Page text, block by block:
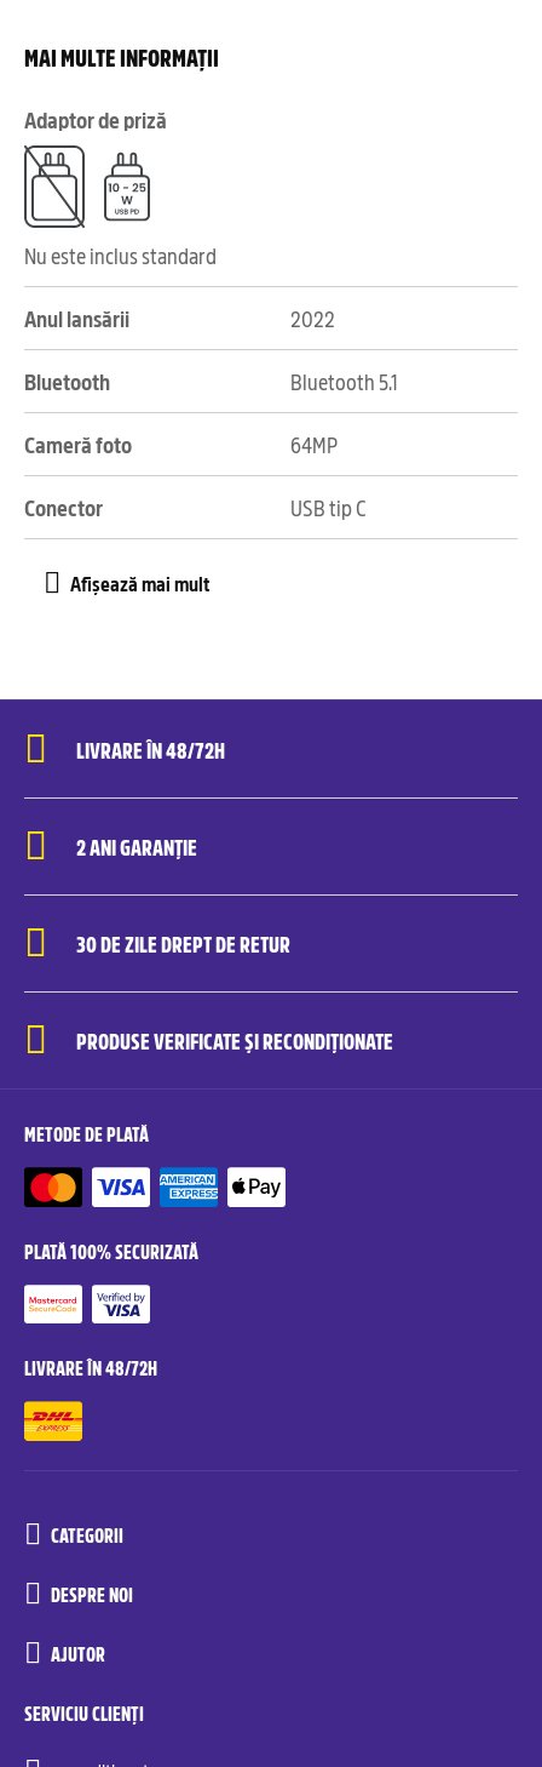
MAI MULTE INFORMAȚII
Adaptor de priză
Nu este inclus standard
Anul lansării 2022
Bluetooth Bluetooth 5.1
Cameră foto 64MP
Conector USB tip C
LIVRARE ÎN 48/72H
2 ANI GARANȚIE
30 DE ZILE DREPT DE RETUR
PRODUSE VERIFICATE ȘI RECONDIȚIONATE
METODE DE PLATĂ
PLATĂ 100% SECURIZATĂ
LIVRARE ÎN 48/72H
CATEGORII
DESPRE NOI
AJUTOR
SERVICIU CLIENȚI